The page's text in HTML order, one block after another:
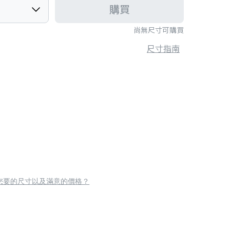
尚無尺寸可購買
購買
尺寸指南
要的尺寸以及滿意的價格？